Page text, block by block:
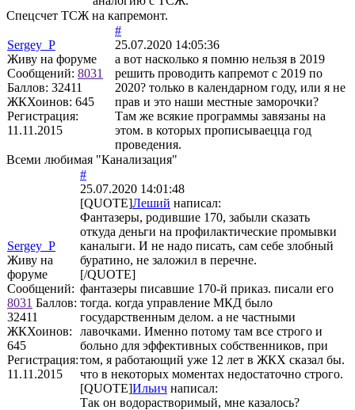
Спецсчет ТСЖ на капремонт.
Sergey_P
Живу на форуме
Сообщений: 8031
Баллов: 32411
ЖКХоинов: 645
Регистрация:
11.11.2015
#
25.07.2020 14:05:36
а вот насколько я помню нельзя в 2019
решить проводить капремот с 2019 по
2020? только в календарном году, или я не
прав и это наши местные заморочки?
Там же всякие программы завязаны на
этом. в которых прописываецца год
проведения.
Всеми любимая "Канализация"
Sergey_P
Живу на
форуме
Сообщений:
8031 Баллов:
32411
ЖКХоинов:
645
Регистрация:
11.11.2015
#
25.07.2020 14:01:48
[QUOTE]Леший написал:
Фантазеры, родившие 170, забыли сказать
откуда деньги на профилактические промывки
каналыги. И не надо писать, сам себе злобный
буратино, не заложил в перечне.
[/QUOTE]
фантазеры писавшие 170-й приказ. писали его
тогда. когда управление МКД было
государственным делом. а не частными
лавочками. Именно потому там все строго и
больно для эффективных собственников, при
том, я работающий уже 12 лет в ЖКХ сказал бы.
что в некоторых моментах недостаточно строго.
[QUOTE]Ильич написал:
Так он водорастворимый, мне казалось?